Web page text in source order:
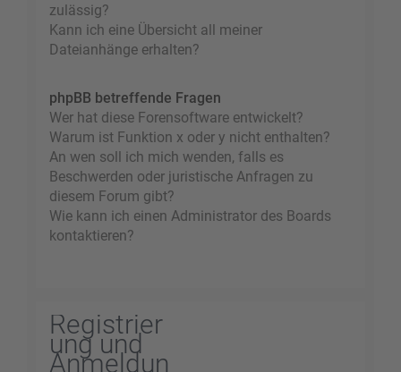
zulässig?
Kann ich eine Übersicht all meiner
Dateianhänge erhalten?
phpBB betreffende Fragen
Wer hat diese Forensoftware entwickelt?
Warum ist Funktion x oder y nicht enthalten?
An wen soll ich mich wenden, falls es
Beschwerden oder juristische Anfragen zu
diesem Forum gibt?
Wie kann ich einen Administrator des Boards
kontaktieren?
Registrier
ung und
Anmeldun